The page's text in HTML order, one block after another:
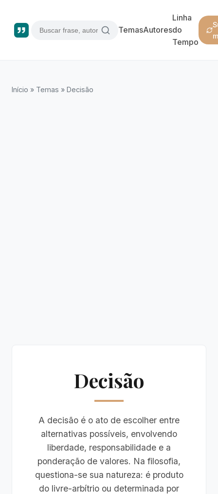
TemasAutores
Linha
do
Tempo
Início » Temas » Decisão
Decisão
A decisão é o ato de escolher entre
alternativas possíveis, envolvendo
liberdade, responsabilidade e a
ponderação de valores. Na filosofia,
questiona-se sua natureza: é produto
do livre-arbítrio ou determinada por